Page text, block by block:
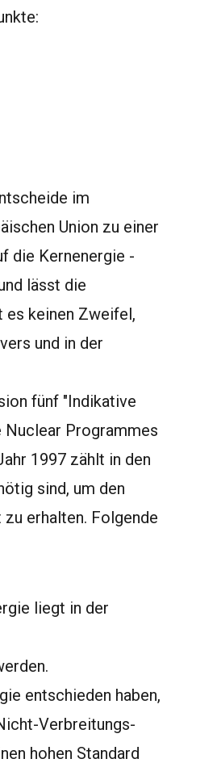
im
Union zu einer
die Kernenergie -
lässt die
es keinen Zweifel,
und in der
fünf "Indikative
Nuclear Programmes
1997 zählt in den
sind, um den
erhalten. Folgende
liegt in der
entschieden haben,
Verbreitungs-
hohen Standard